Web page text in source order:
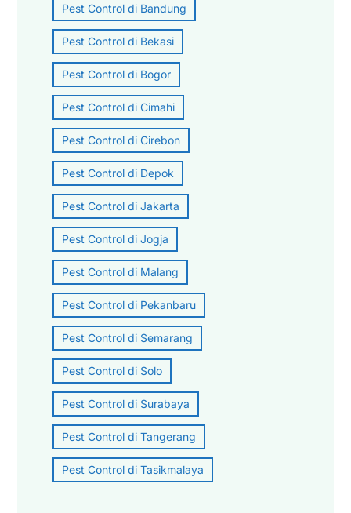
Pest Control di Bandung
Pest Control di Bekasi
Pest Control di Bogor
Pest Control di Cimahi
Pest Control di Cirebon
Pest Control di Depok
Pest Control di Jakarta
Pest Control di Jogja
Pest Control di Malang
Pest Control di Pekanbaru
Pest Control di Semarang
Pest Control di Solo
Pest Control di Surabaya
Pest Control di Tangerang
Pest Control di Tasikmalaya